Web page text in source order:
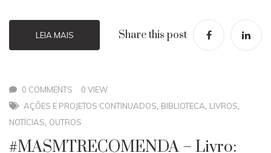
LEIA MAIS Share this post
0 COMMENTS
0 VIEW
AÇÕES E PROJETOS CONTINUADOS, BIBLIOTECA, LIVROS,
NOTÍCIAS, OUTROS
#MASMTRECOMENDA – Livro: